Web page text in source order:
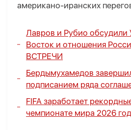
американо-иранских
Лавров и Рубио обсудили
Восток и отношения
ВСТРЕЧИ
Бердымухамедов
подписанием ряда
FIFA заработает
чемпионате мира 2026